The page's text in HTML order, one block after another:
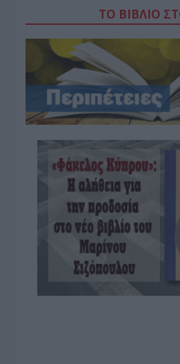
ΤΟ ΒΙΒΛΙΟ